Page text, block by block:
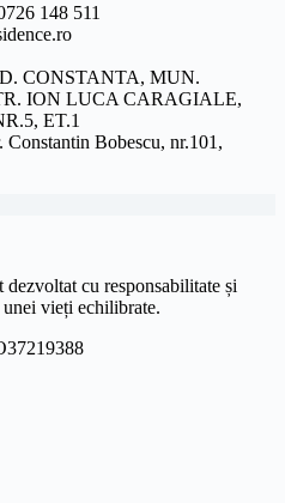
148 511
CONSTANTA, MUN.
ION LUCA CARAGIALE,
ET.1
Constantin Bobescu, nr.101,
cu responsabilitate și
vieți echilibrate.